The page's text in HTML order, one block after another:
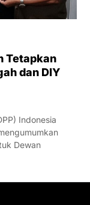
Tetapkan
dan DIY
Indonesia
Dewan